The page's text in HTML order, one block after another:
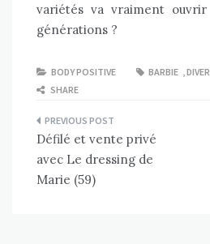
variétés va vraiment ouvrir
générations ?
BODY POSITIVE BARBIE
SHARE
Navigation
de
l’article
Défilé et vente privé
avec Le dressing de
Marie (59)